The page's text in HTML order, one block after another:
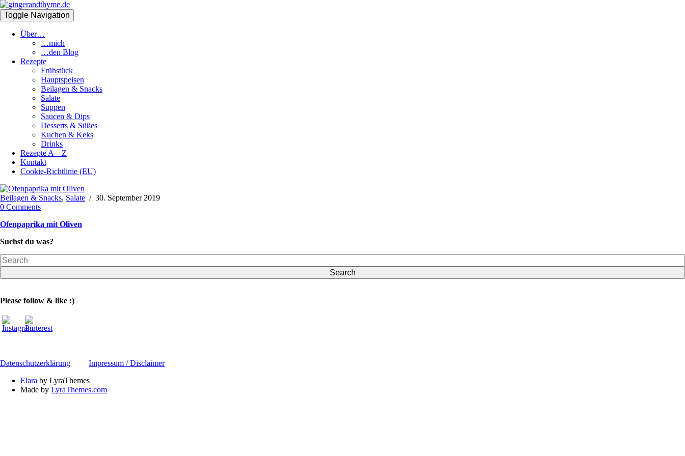
Toggle Navigation
Über…
…mich
…den Blog
Rezepte
Frühstück
Hauptspeisen
Beilagen & Snacks
Salate
Suppen
Saucen & Dips
Desserts & Süßes
Kuchen & Keks
Drinks
Rezepte A – Z
Kontakt
Cookie-Richtlinie (EU)
Beilagen & Snacks, Salate / 30. September 2019
0 Comments
Ofenpaprika mit Oliven
Suchst du was?
Search
Please follow & like :)
Datenschutzerklärung
Impressum / Disclaimer
Elara by LyraThemes
Made by LyraThemes.com